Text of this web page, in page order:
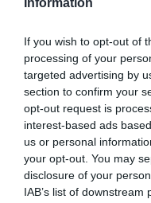
If you wish to opt-out of
processing of your
targeted advertising by
section to confirm your
opt-out request is
interest-based ads
us or personal
your opt-out. You may
disclosure of your
IAB’s list of
POLITICA PRIMO PIANO
“Grande
studenti
Davide Di Stefano 11
Roma, 11 mag – Dopo
2015 che segna il record